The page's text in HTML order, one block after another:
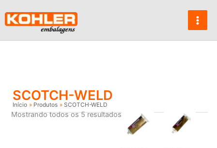
para
conteúdo
SCOTCH-WELD
Início Produtos SCOTCH-WELD
Mostrando todos os 5 resultados